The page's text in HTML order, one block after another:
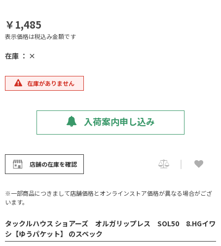
￥1,485
表示価格は税込み金額です
在庫 ： ×
在庫がありません
入荷案内申し込み
店舗の在庫を確認
※一部商品につきまして店舗価格とオンラインストア価格が異なる場合がござ
います。
タックルハウス ショアーズ オルガリップレス SOL50 8.HGイワ
シ【ゆうパケット】 のスペック